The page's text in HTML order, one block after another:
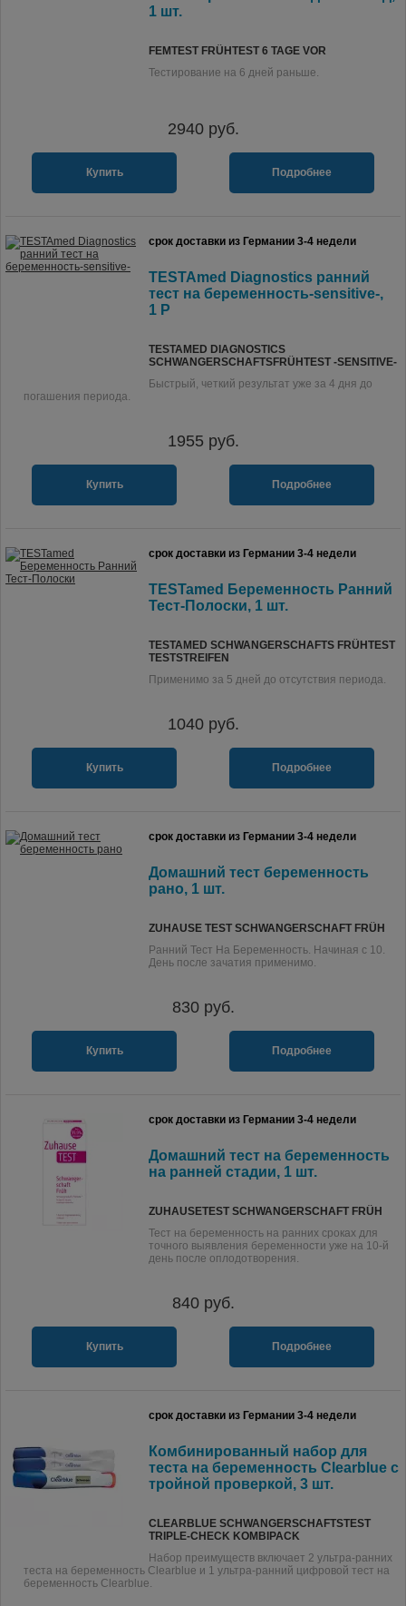
1 шт.
FEMTEST FRÜHTEST 6 TAGE VOR
Тестирование на 6 дней раньше.
2940руб.
Купить Подробнее
срок доставки из Германии 3-4 недели
TESTAmed Diagnostics ранний
тест на беременность-sensitive-,
1 P
TESTAMED DIAGNOSTICS
SCHWANGERSCHAFTSFRÜHTEST -SENSITIVE-
Быстрый, четкий результат уже за 4 дня до
погашения периода.
1955 руб.
Купить Подробнее
срок доставки из Германии 3-4 недели
TESTamed Беременность Ранний
Тест-Полоски, 1 шт.
TESTAMED SCHWANGERSCHAFTS FRÜHTEST
TESTSTREIFEN
Применимо за 5 дней до отсутствия периода.
1040руб.
Купить Подробнее
срок доставки из Германии 3-4 недели
Домашний тест беременность
рано, 1 шт.
ZUHAUSE TEST SCHWANGERSCHAFT FRÜH
Ранний Тест На Беременность. Начиная с 10.
День после зачатия применимо.
830руб.
Купить Подробнее
срок доставки из Германии 3-4 недели
Домашний тест на беременность
на ранней стадии, 1 шт.
ZUHAUSETEST SCHWANGERSCHAFT FRÜH
Тест на беременность на ранних сроках для
точного выявления беременности уже на 10-й
день после оплодотворения.
840руб.
Купить Подробнее
срок доставки из Германии 3-4 недели
Комбинированный набор для
теста на беременность Clearblue с
тройной проверкой, 3 шт.
CLEARBLUE SCHWANGERSCHAFTSTEST
TRIPLE-CHECK KOMBIPACK
Набор преимуществ включает 2 ультра-ранних
теста на беременность Clearblue и 1 ультра-ранний цифровой тест на
беременность Clearblue.